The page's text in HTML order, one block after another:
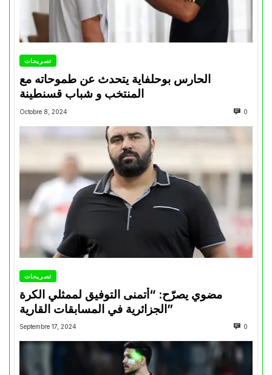
تصريحات
الحارس بوحلفاية يتحدث عن طموحاته مع
المنتخب و شباب قسنطينة
Octobre 8, 2024 0
تصريحات
مضوي يصرّح: “أتمنى التوفيق لممثلي الكرة
الجزائرية في المسابقات القارية”
Septembre 17, 2024 0